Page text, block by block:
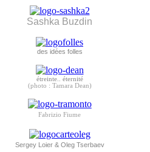
Sashka Buzdin
des idées folles
étreinte.. éternité
(photo : Tamara Dean)
Fabrizio Fiume
Sergey Loier & Oleg Tserbaev